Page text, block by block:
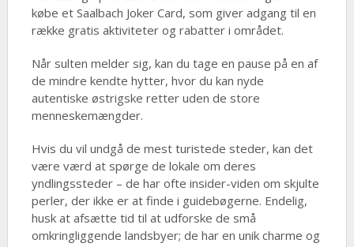
købe et Saalbach Joker Card, som giver adgang til en
række gratis aktiviteter og rabatter i området.
Når sulten melder sig, kan du tage en pause på en af
de mindre kendte hytter, hvor du kan nyde
autentiske østrigske retter uden de store
menneskemængder.
Hvis du vil undgå de mest turistede steder, kan det
være værd at spørge de lokale om deres
yndlingssteder – de har ofte insider-viden om skjulte
perler, der ikke er at finde i guidebøgerne. Endelig,
husk at afsætte tid til at udforske de små
omkringliggende landsbyer; de har en unik charme og